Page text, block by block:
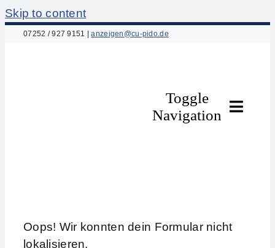
Skip to content
07252 / 927 9151 |anzeigen@cu-pido.de
Toggle
Navigation
Leistungen
Oops! Wir konnten dein Formular nicht
lokalisieren.